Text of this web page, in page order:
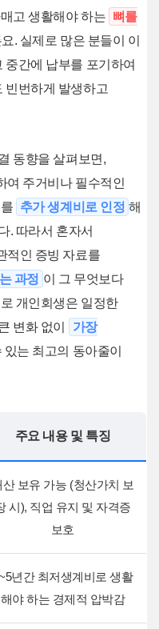
고 생활해야 하는 뼈를
. 실제로 많은 분들이 이
중간에 납부를 포기하여
빈번하게 발생하고
동향을 살펴보면,
여 주거비나 필수적인
추가 생계비로 인정 해
. 따라서 혼자서
적인 증빙 자료를
과정 이 그 무엇보다
개인회생은 일정한
변화 없이
가장
있는 최고의 동아줄이
주요 내용 및 특징
산 보유 가능 (청산가치 보
시), 직업 유지 및 자격증
보호
년간 최저생계비로 생활
해야 하는 경제적 압박감